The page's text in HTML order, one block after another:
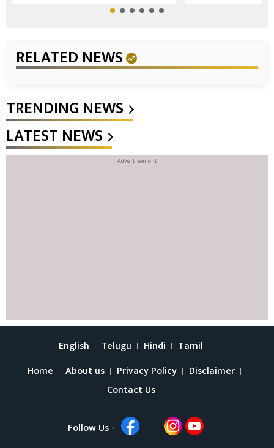
RELATED NEWS
TRENDING NEWS
LATEST NEWS
English Telugu Hindi
Tamil
Home
About us Privacy Policy
Disclaimer
Contact Us
Follow Us -